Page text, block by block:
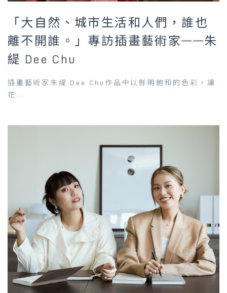
「大自然、城市生活和人們，誰也
離不開誰。」專訪插畫藝術家——朱
緹 Dee Chu
插畫藝術家朱緹 Dee Chu作品中以鮮明飽和的色彩，讓
花...